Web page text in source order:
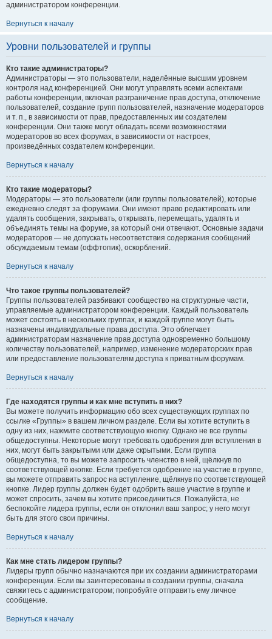
администратором конференции.
Вернуться к началу
Уровни пользователей и группы
Кто такие администраторы?
Администраторы — это пользователи, наделённые высшим уровнем
контроля над конференцией. Они могут управлять всеми аспектами
работы конференции, включая разграничение прав доступа, отключение
пользователей, создание групп пользователей, назначение модераторов
и т. п., в зависимости от прав, предоставленных им создателем
конференции. Они также могут обладать всеми возможностями
модераторов во всех форумах, в зависимости от настроек,
произведённых создателем конференции.
Вернуться к началу
Кто такие модераторы?
Модераторы — это пользователи (или группы пользователей), которые
ежедневно следят за форумами. Они имеют право редактировать или
удалять сообщения, закрывать, открывать, перемещать, удалять и
объединять темы на форуме, за который они отвечают. Основные задачи
модераторов — не допускать несоответствия содержания сообщений
обсуждаемым темам (оффтопик), оскорблений.
Вернуться к началу
Что такое группы пользователей?
Группы пользователей разбивают сообщество на структурные части,
управляемые администратором конференции. Каждый пользователь
может состоять в нескольких группах, и каждой группе могут быть
назначены индивидуальные права доступа. Это облегчает
администраторам назначение прав доступа одновременно большому
количеству пользователей, например, изменение модераторских прав
или предоставление пользователям доступа к приватным форумам.
Вернуться к началу
Где находятся группы и как мне вступить в них?
Вы можете получить информацию обо всех существующих группах по
ссылке «Группы» в вашем личном разделе. Если вы хотите вступить в
одну из них, нажмите соответствующую кнопку. Однако не все группы
общедоступны. Некоторые могут требовать одобрения для вступления в
них, могут быть закрытыми или даже скрытыми. Если группа
общедоступна, то вы можете запросить членство в ней, щёлкнув по
соответствующей кнопке. Если требуется одобрение на участие в группе,
вы можете отправить запрос на вступление, щёлкнув по соответствующей
кнопке. Лидер группы должен будет одобрить ваше участие в группе и
может спросить, зачем вы хотите присоединиться. Пожалуйста, не
беспокойте лидера группы, если он отклонил ваш запрос; у него могут
быть для этого свои причины.
Вернуться к началу
Как мне стать лидером группы?
Лидеры групп обычно назначаются при их создании администраторами
конференции. Если вы заинтересованы в создании группы, сначала
свяжитесь с администратором; попробуйте отправить ему личное
сообщение.
Вернуться к началу